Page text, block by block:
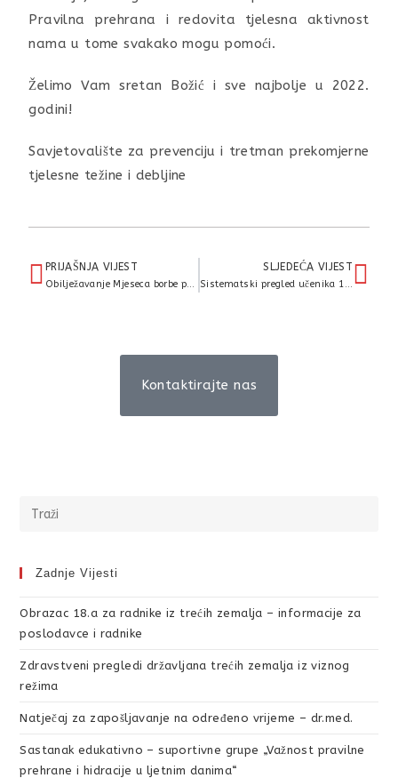
Pravilna prehrana i redovita tjelesna aktivnost
nama u tome svakako mogu pomoći.
Želimo Vam sretan Božić i sve najbolje u 2022.
godini!
Savjetovalište za prevenciju i tretman prekomjerne
tjelesne težine i debljine
PRIJAŠNJA VIJEST
Obilježavanje Mjeseca borbe protiv ovisnosti, 15.studeni – 15.prosinac
SLJEDEĆA VIJEST
Sistematski pregled učenika 1. razreda srednje škole
Kontaktirajte nas
Zadnje Vijesti
Obrazac 18.a za radnike iz trećih zemalja – informacije za
poslodavce i radnike
Zdravstveni pregledi državljana trećih zemalja iz viznog
režima
Natječaj za zapošljavanje na određeno vrijeme – dr.med.
Sastanak edukativno – suportivne grupe „Važnost pravilne
prehrane i hidracije u ljetnim danima“